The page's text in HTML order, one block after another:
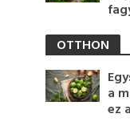
OTTHON
a
ez